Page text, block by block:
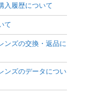
入履歴について
て
ンズの交換・返品に
ンズのデータについ